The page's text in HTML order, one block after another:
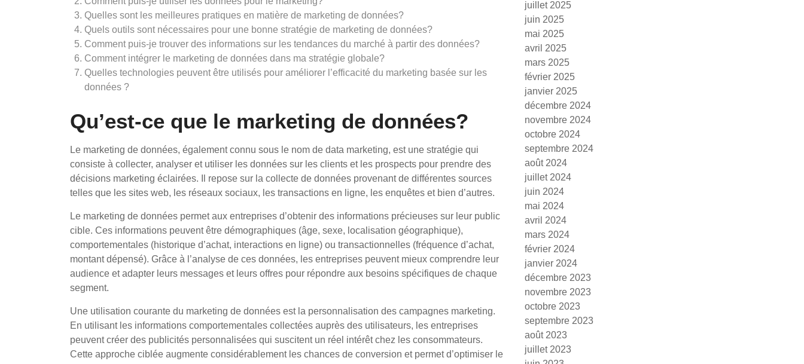
Quelles sont les meilleures pratiques en matière de marketing de données?
Quels outils sont nécessaires pour une bonne stratégie de marketing de données?
Comment puis-je trouver des informations sur les tendances du marché à partir des données?
Comment intégrer le marketing de données dans ma stratégie globale?
Quelles technologies peuvent être utilisés pour améliorer l’efficacité du marketing basée sur les
données ?
Qu’est-ce que le marketing de données?
Le marketing de données, également connu sous le nom de data marketing, est une stratégie qui
consiste à collecter, analyser et utiliser les données sur les clients et les prospects pour prendre des
décisions marketing éclairées. Il repose sur la collecte de données provenant de différentes sources
telles que les sites web, les réseaux sociaux, les transactions en ligne, les enquêtes et bien d’autres.
Le marketing de données permet aux entreprises d’obtenir des informations précieuses sur leur public
cible. Ces informations peuvent être démographiques (âge, sexe, localisation géographique),
comportementales (historique d’achat, interactions en ligne) ou transactionnelles (fréquence d’achat,
montant dépensé). Grâce à l’analyse de ces données, les entreprises peuvent mieux comprendre leur
audience et adapter leurs messages et leurs offres pour répondre aux besoins spécifiques de chaque
segment.
Une utilisation courante du marketing de données est la personnalisation des campagnes marketing.
En utilisant les informations comportementales collectées auprès des utilisateurs, les entreprises
peuvent créer des publicités personnalisées qui suscitent un réel intérêt chez les consommateurs.
Cette approche ciblée augmente considérablement les chances de conversion et permet d’optimiser le
juillet 2025
juin 2025
mai 2025
avril 2025
mars 2025
février 2025
janvier 2025
décembre 2024
novembre 2024
octobre 2024
septembre 2024
août 2024
juillet 2024
juin 2024
mai 2024
avril 2024
mars 2024
février 2024
janvier 2024
décembre 2023
novembre 2023
octobre 2023
septembre 2023
août 2023
juillet 2023